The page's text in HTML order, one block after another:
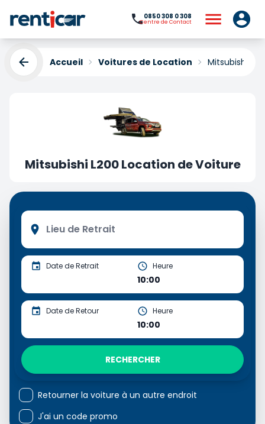
0850 308 0 308
Centre de Contact
Accueil Voitures de Location Mitsubishi
Mitsubishi L200 Location de Voiture
Date de Retrait Heure
10:00
Date de Retour Heure
10:00
RECHERCHER
Retourner la voiture à un autre endroit
J'ai un code promo